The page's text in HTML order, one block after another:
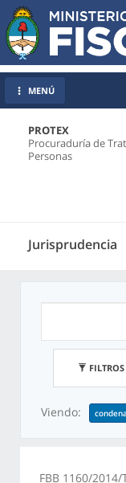
PROTEX
Procuraduría de
Personas
Jurisprudencia
MENÚ
FILTROS
Viendo: condena
FBB 1160/2014/